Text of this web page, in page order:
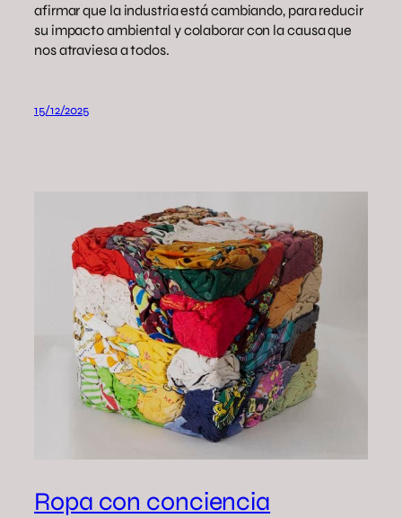
afirmar que la industria está cambiando, para reducir
su impacto ambiental y colaborar con la causa que
nos atraviesa a todos.
15/12/2025
Ropa con conciencia